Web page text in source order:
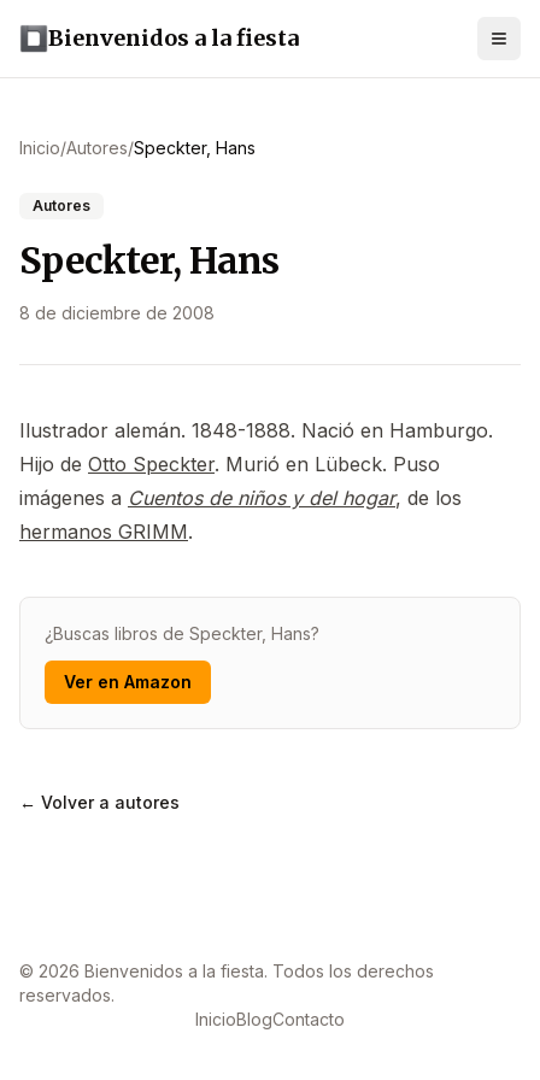
Bienvenidos a la fiesta
Inicio/Autores/Speckter, Hans
Autores
Speckter, Hans
8 de diciembre de 2008
Ilustrador alemán. 1848-1888. Nació en Hamburgo.
Hijo de Otto Speckter. Murió en Lübeck. Puso
imágenes a Cuentos de niños y del hogar, de los
hermanos GRIMM.
¿Buscas libros de Speckter, Hans?
Ver en Amazon
← Volver a autores
© 2026 Bienvenidos a la fiesta. Todos los derechos
reservados.
InicioBlogContacto